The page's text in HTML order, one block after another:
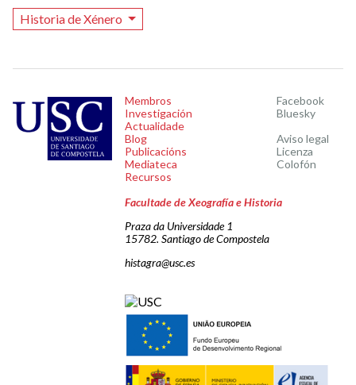
Historia de Xénero
Membros
Investigación
Actualidade
Blog
Publicacións
Mediateca
Recursos
Facebook
Bluesky
Aviso legal
Licenza
Colofón
Facultade de Xeografía e Historia
Praza da Universidade 1
15782. Santiago de Compostela
histagra@usc.es